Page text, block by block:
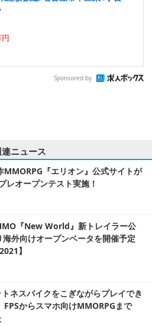
Sponsored by
連ニュース
MMORPG『エリオン』公式サイトが
オープンテスト実施！
『New World』新トレイラー公
外向けオープンベータを開催予定
】
トネスバイクをこぎながらプレイでき
FPSからスマホ向けMMORPGまで